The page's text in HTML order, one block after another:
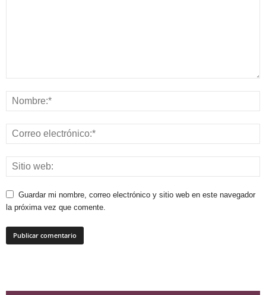
Guardar mi nombre, correo electrónico y sitio web en este navegador
la próxima vez que comente.